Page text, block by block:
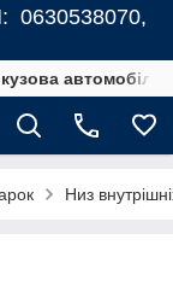
автомобілів
Низ